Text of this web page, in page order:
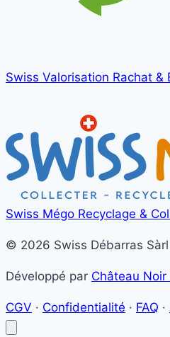
Swiss Valorisation Rachat &
Swiss Mégo Recyclage &
© 2026 Swiss Débarras
Développé par Château
CGV · Confidentialité · FAQ ·